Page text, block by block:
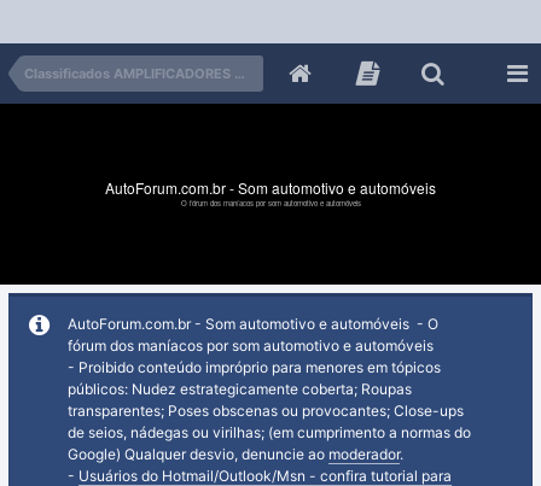
Classificados AMPLIFICADORES e módulos
AutoForum.com.br - Som automotivo e automóveis
O fórum dos maníacos por som automotivo e automóveis
AutoForum.com.br - Som automotivo e automóveis - O
fórum dos maníacos por som automotivo e automóveis
- Proibido conteúdo impróprio para menores em tópicos
públicos: Nudez estrategicamente coberta; Roupas
transparentes; Poses obscenas ou provocantes; Close-ups
de seios, nádegas ou virilhas; (em cumprimento a normas do
Google) Qualquer desvio, denuncie ao moderador.
- Usuários do Hotmail/Outlook/Msn - confira tutorial para